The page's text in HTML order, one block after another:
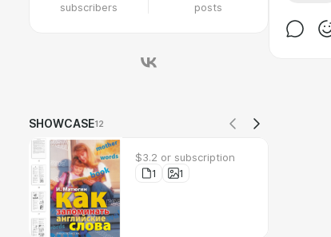
subscribers posts
SHOWCASE12
$3.2 or subscription
1
1